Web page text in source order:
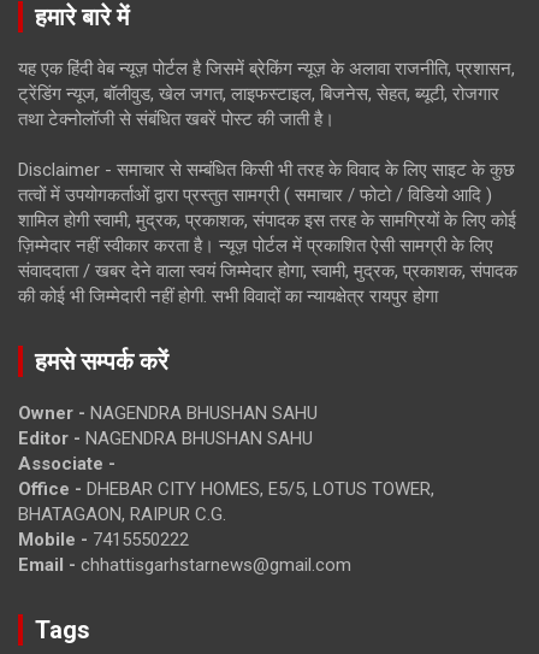
हमारे बारे में
यह एक हिंदी वेब न्यूज़ पोर्टल है जिसमें ब्रेकिंग न्यूज़ के अलावा राजनीति, प्रशासन,
ट्रेंडिंग न्यूज, बॉलीवुड, खेल जगत, लाइफस्टाइल, बिजनेस, सेहत, ब्यूटी, रोजगार
तथा टेक्नोलॉजी से संबंधित खबरें पोस्ट की जाती है।
Disclaimer - समाचार से सम्बंधित किसी भी तरह के विवाद के लिए साइट के कुछ
तत्वों में उपयोगकर्ताओं द्वारा प्रस्तुत सामग्री ( समाचार / फोटो / विडियो आदि )
शामिल होगी स्वामी, मुद्रक, प्रकाशक, संपादक इस तरह के सामग्रियों के लिए कोई
ज़िम्मेदार नहीं स्वीकार करता है। न्यूज़ पोर्टल में प्रकाशित ऐसी सामग्री के लिए
संवाददाता / खबर देने वाला स्वयं जिम्मेदार होगा, स्वामी, मुद्रक, प्रकाशक, संपादक
की कोई भी जिम्मेदारी नहीं होगी. सभी विवादों का न्यायक्षेत्र रायपुर होगा
हमसे सम्पर्क करें
Owner - NAGENDRA BHUSHAN SAHU
Editor - NAGENDRA BHUSHAN SAHU
Associate -
Office - DHEBAR CITY HOMES, E5/5, LOTUS TOWER,
BHATAGAON, RAIPUR C.G.
Mobile - 7415550222
Email - chhattisgarhstarnews@gmail.com
Tags